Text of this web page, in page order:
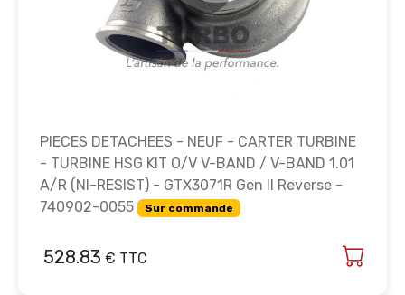
PIECES DETACHEES - NEUF - CARTER TURBINE
- TURBINE HSG KIT O/V V-BAND / V-BAND 1.01
A/R (NI-RESIST) - GTX3071R Gen II Reverse -
740902-0055
Sur commande
528.83 € TTC